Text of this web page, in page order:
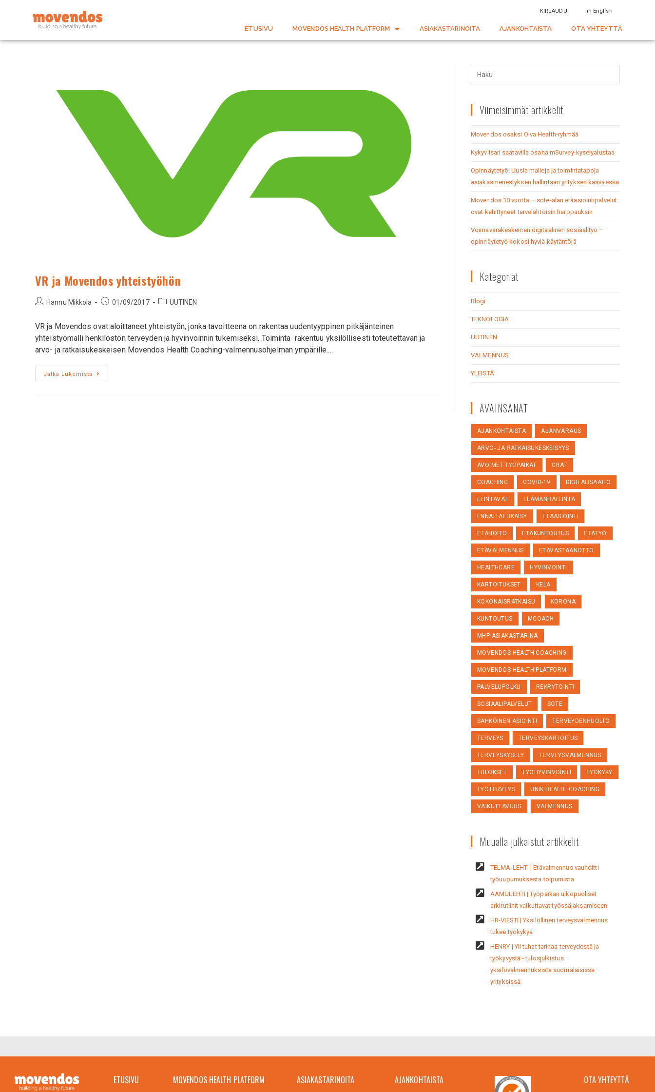
KIRJAUDU in English
ETUSIVU MOVENDOS HEALTH PLATFORM ASIAKASTARINOITA AJANKOHTAISTA OTA YHTEYTTÄ
VR ja Movendos yhteistyöhön
Hannu Mikkola 01/09/2017 UUTINEN
VR ja Movendos ovat aloittaneet yhteistyön, jonka tavoitteena on rakentaa uudentyyppinen pitkäjänteinen
yhteistyömalli henkilöstön terveyden ja hyvinvoinnin tukemiseksi. Toiminta rakentuu yksilöllisesti toteutettavan ja
arvo- ja ratkaisukeskeisen Movendos Health Coaching-valmennusohjelman ympärille.…
Jatka Lukemista
Viimeisimmät artikkelit
Movendos osaksi Oiva Health-ryhmää
Kykyviisari saatavilla osana mSurvey-kyselyalustaa
Opinnäytetyö: Uusia malleja ja toimintatapoja
asiakasmenestyksen hallintaan yrityksen kasvaessa
Movendos 10 vuotta – sote-alan etäasiointipalvelut
ovat kehittyneet tarvelähtöisin harppauksin
Voimavarakeskeinen digitaalinen sosiaalityö –
opinnäytetyö kokosi hyviä käytäntöjä
Kategoriat
Blogi
TEKNOLOGIA
UUTINEN
VALMENNUS
YLEISTÄ
AVAINSANAT
AJANKOHTAISTA AJANVARAUS
ARVO- JA RATKAISUKESKEISYYS
AVOIMET TYÖPAIKAT CHAT
COACHING COVID-19 DIGITALISAATIO
ELINTAVAT ELÄMÄNHALLINTA
ENNALTAEHKÄISY ETÄASIOINTI
ETÄHOITO ETÄKUNTOUTUS ETÄTYÖ
ETÄVALMENNUS ETÄVASTAANOTTO
HEALTHCARE HYVINVOINTI
KARTOITUKSET KELA
KOKONAISRATKAISU KORONA
KUNTOUTUS MCOACH
MHP ASIAKASTARINA
MOVENDOS HEALTH COACHING
MOVENDOS HEALTH PLATFORM
PALVELUPOLKU REKRYTOINTI
SOSIAALIPALVELUT SOTE
SÄHKÖINEN ASIOINTI TERVEYDENHUOLTO
TERVEYS TERVEYSKARTOITUS
TERVEYSKYSELY TERVEYSVALMENNUS
TULOKSET TYÖHYVINVOINTI TYÖKYKY
TYÖTERVEYS UNIK HEALTH COACHING
VAIKUTTAVUUS VALMENNUS
Muualla julkaistut artikkelit
TELMA-LEHTI | Etävalmennus vauhditti
työuupumuksesta toipumista
AAMULEHTI | Työpaikan ulkopuoliset
arkirutiinit vaikuttavat työssäjaksamiseen
HR-VIESTI | Yksilöllinen terveysvalmennus
tukee työkykyä
HENRY | Yli tuhat tarinaa terveydestä ja
työkyvystä - tulosjulkistus
yksilövalmennuksista suomalaisissa
yrityksissä
ETUSIVU MOVENDOS HEALTH PLATFORM ASIAKASTARINOITA AJANKOHTAISTA OTA YHTEYTTÄ